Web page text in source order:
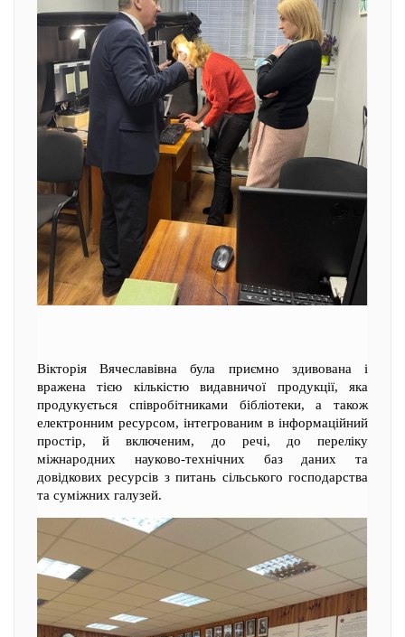
Вікторія Вячеславівна була приємно здивована і
вражена тією кількістю видавничої продукції, яка
продукується співробітниками бібліотеки, а також
електронним ресурсом, інтегрованим в інформаційний
простір, й включеним, до речі, до переліку
міжнародних науково-технічних баз даних та
довідкових ресурсів з питань сільського господарства
та суміжних галузей.